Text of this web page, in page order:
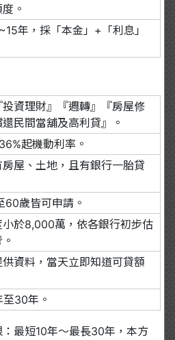
。
年，採「本金」+「利息」
投資理財』『週轉』『房屋修
民間當舖及高利貸』。
起機動利率。
屋、土地，且有銀行一胎貸
60歲皆可申請。
小於8,000萬，依各銀行初步估
資料，當天立即知道可貸額
30年。
最短10年～最長30年，本方